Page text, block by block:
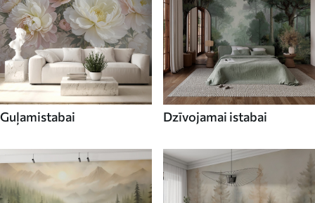
Guļamistabai Dzīvojamai istabai